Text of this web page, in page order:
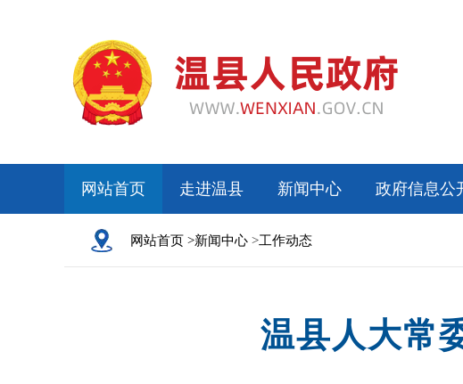
网站首页 走进温县 新闻中心 政府信息公
网站首页 >新闻中心 >工作动态
温县人大常